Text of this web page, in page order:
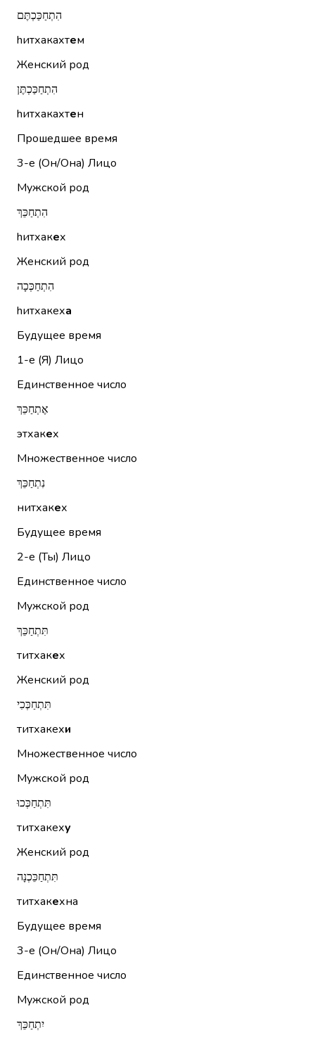
הִתְחַכַּכְתֶּם
hитхакахтем
Женский род
הִתְחַכַּכְתֶּן
hитхакахтен
Прошедшее время
3-е (Он/Она) Лицо
Мужской род
הִתְחַכֵּךְ
hитхакех
Женский род
הִתְחַכְּכָה
hитхакеха
Будущее время
1-е (Я) Лицо
Единственное число
אֶתְחַכֵּךְ
этхакех
Множественное число
נִתְחַכֵּךְ
нитхакех
Будущее время
2-е (Ты) Лицо
Единственное число
Мужской род
תִּתְחַכֵּךְ
титхакех
Женский род
תִּתְחַכְּכִי
титхакехи
Множественное число
Мужской род
תִּתְחַכְּכוּ
титхакеху
Женский род
תִּתְחַכֵּכְנָה
титхакехна
Будущее время
3-е (Он/Она) Лицо
Единственное число
Мужской род
יִתְחַכֵּךְ